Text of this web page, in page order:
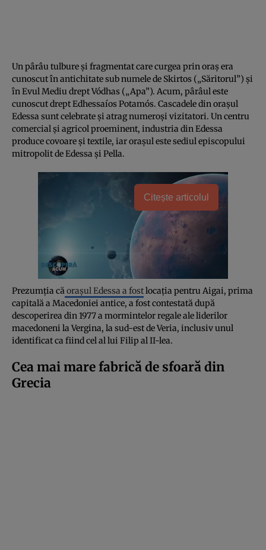
Un pârâu tulbure și fragmentat care curgea prin oraș era
cunoscut în antichitate sub numele de Skirtos („Săritorul”) și
în Evul Mediu drept Vódhas („Apa”). Acum, pârâul este
cunoscut drept Edhessaíos Potamós. Cascadele din orașul
Edessa sunt celebrate și atrag numeroși vizitatori. Un centru
comercial și agricol proeminent, industria din Edessa
produce covoare și textile, iar orașul este sediul episcopului
mitropolit de Edessa și Pella.
Citește articolul
Prezumția căorașul Edessa a fostlocația pentru Aigai, prima
capitală a Macedoniei antice, a fost contestată după
descoperirea din 1977 a mormintelor regale ale liderilor
macedoneni la Vergina, la sud-est de Veria, inclusiv unul
identificat ca fiind cel al lui Filip al II-lea.
Cea mai mare fabrică de sfoară din
Grecia